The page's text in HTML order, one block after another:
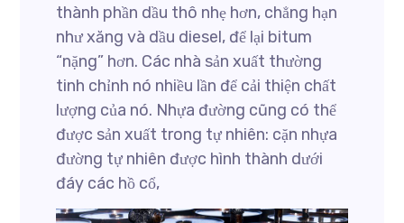
thành phần dầu thô nhẹ hơn, chẳng hạn
như xăng và dầu diesel, để lại bitum
“nặng” hơn. Các nhà sản xuất thường
tinh chỉnh nó nhiều lần để cải thiện chất
lượng của nó. Nhựa đường cũng có thể
được sản xuất trong tự nhiên: cặn nhựa
đường tự nhiên được hình thành dưới
đáy các hồ cổ,